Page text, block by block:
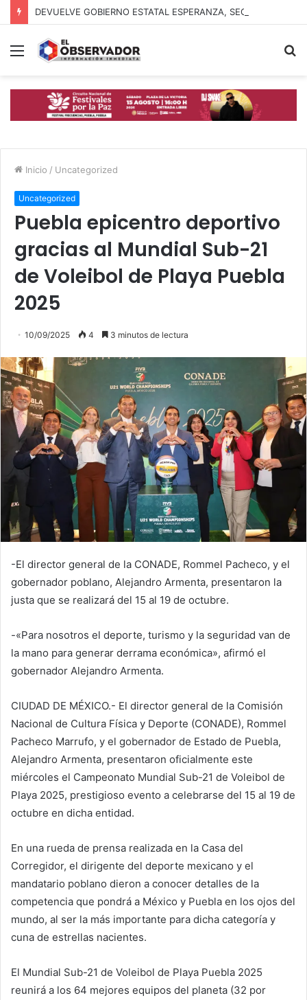
Menú
Inicio / Uncategorized
Uncategorized
Puebla epicentro deportivo
gracias al Mundial Sub-21
de Voleibol de Playa Puebla
2025
10/09/2025 4 3 minutos de lectura
-El director general de la CONADE, Rommel Pacheco, y el
gobernador poblano, Alejandro Armenta, presentaron la
justa que se realizará del 15 al 19 de octubre.
-«Para nosotros el deporte, turismo y la seguridad van de
la mano para generar derrama económica», afirmó el
gobernador Alejandro Armenta.
CIUDAD DE MÉXICO.- El director general de la Comisión
Nacional de Cultura Física y Deporte (CONADE), Rommel
Pacheco Marrufo, y el gobernador de Estado de Puebla,
Alejandro Armenta, presentaron oficialmente este
miércoles el Campeonato Mundial Sub-21 de Voleibol de
Playa 2025, prestigioso evento a celebrarse del 15 al 19 de
octubre en dicha entidad.
En una rueda de prensa realizada en la Casa del
Corregidor, el dirigente del deporte mexicano y el
mandatario poblano dieron a conocer detalles de la
competencia que pondrá a México y Puebla en los ojos del
mundo, al ser la más importante para dicha categoría y
cuna de estrellas nacientes.
El Mundial Sub-21 de Voleibol de Playa Puebla 2025
reunirá a los 64 mejores equipos del planeta (32 por